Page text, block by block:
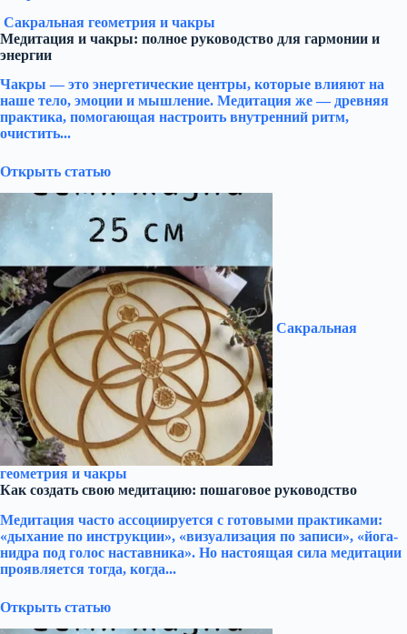
Сакральная геометрия и чакры
Медитация и чакры: полное руководство для гармонии и
энергии
Чакры — это энергетические центры, которые влияют на
наше тело, эмоции и мышление. Медитация же — древняя
практика, помогающая настроить внутренний ритм,
очистить...
Открыть статью
Сакральная
геометрия и чакры
Как создать свою медитацию: пошаговое руководство
Медитация часто ассоциируется с готовыми практиками:
«дыхание по инструкции», «визуализация по записи», «йога-
нидра под голос наставника». Но настоящая сила медитации
проявляется тогда, когда...
Открыть статью